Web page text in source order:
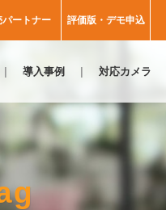
パートナー 評価版・デモ申込
導入事例 対応カメラ